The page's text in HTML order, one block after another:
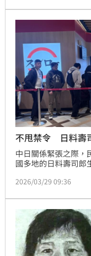
問題頻出。
不甩禁令 日料壽
中日關係緊張之際，
國多地的日料壽司郎
有關。
2026/03/29 09:36